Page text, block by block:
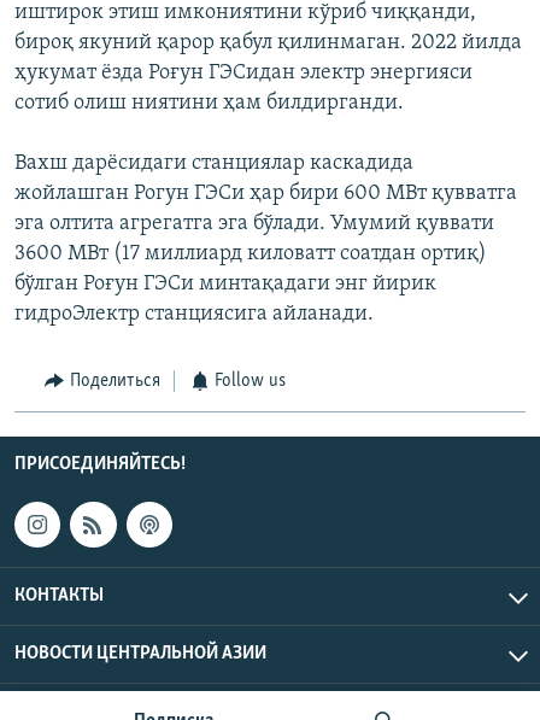
иштирок этиш имкониятини кўриб чиққанди,
бироқ якуний қарор қабул қилинмаган. 2022 йилда
ҳукумат ёзда Роғун ГЭСидан электр энергияси
сотиб олиш ниятини ҳам билдирганди.
Вахш дарёсидаги станциялар каскадида
жойлашган Рогун ГЭСи ҳар бири 600 МВт қувватга
эга олтита агрегатга эга бўлади. Умумий қуввати
3600 МВт (17 миллиард киловатт соатдан ортиқ)
бўлган Роғун ГЭСи минтақадаги энг йирик
гидроЭлектр станциясига айланади.
Поделиться Follow us
ПРИСОЕДИНЯЙТЕСЬ!
КОНТАКТЫ
НОВОСТИ ЦЕНТРАЛЬНОЙ АЗИИ